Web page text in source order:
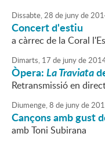
Dissabte,28 de junyde
Concert d'estiu
a càrrec de la Coral
Dimarts, 17 de junyde
Òpera:La Traviata
Retransmissió en
Diumenge,8 de junyde
Cançons amb gust
amb Toni Subirana